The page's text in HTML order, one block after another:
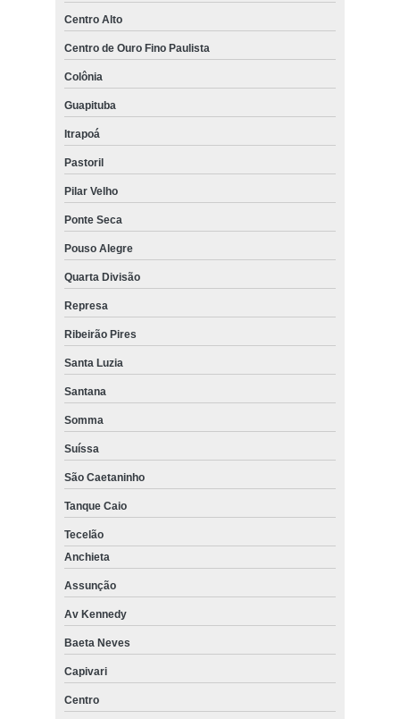
Centro Alto
Centro de Ouro Fino Paulista
Colônia
Guapituba
Itrapoá
Pastoril
Pilar Velho
Ponte Seca
Pouso Alegre
Quarta Divisão
Represa
Ribeirão Pires
Santa Luzia
Santana
Somma
Suíssa
São Caetaninho
Tanque Caio
Tecelão
Anchieta
Assunção
Av Kennedy
Baeta Neves
Capivari
Centro